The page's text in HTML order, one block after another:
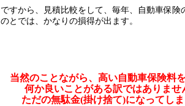
ですから、見積比較をして、毎年、自動車保険
のとでは、かなりの損得が出ます。
当然のことながら、高い自動車保険料
何か良いことがある訳ではありま
ただの無駄金(掛け捨て)になってし